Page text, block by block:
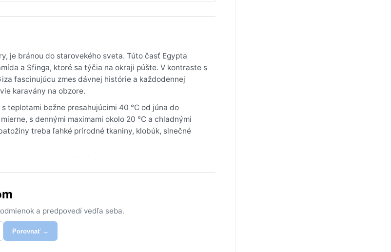
je bránou do starovekého sveta. Túto časť Egypta
a Sfinga, ktoré sa týčia na okraji púšte. V kontraste s
fascinujúcu zmes dávnej histórie a každodennej
karavány na obzore.
teplotami bežne presahujúcimi 40 °C od júna do
s dennými maximami okolo 20 °C a chladnými
treba ľahké prírodné tkaniny, klobúk, slnečné
búrky a horúci vietor chamsím, ktorý fúka na jar
a predpovedí vedľa seba.
Porovnať →